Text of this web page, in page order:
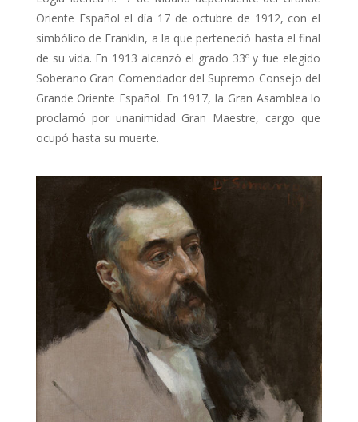
Oriente Español el día 17 de octubre de 1912, con el
simbólico de Franklin, a la que perteneció hasta el final
de su vida. En 1913 alcanzó el grado 33º y fue elegido
Soberano Gran Comendador del Supremo Consejo del
Grande Oriente Español. En 1917, la Gran Asamblea lo
proclamó por unanimidad Gran Maestre, cargo que
ocupó hasta su muerte.